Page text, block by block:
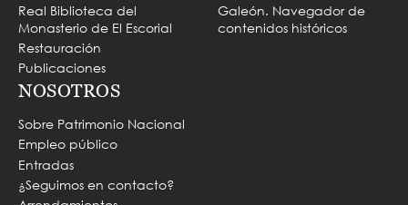
Real Biblioteca del
Monasterio de El Escorial
Restauración
Publicaciones
Galeón. Navegador de
contenidos históricos
NOSOTROS
Sobre Patrimonio Nacional
Empleo público
Entradas
¿Seguimos en contacto?